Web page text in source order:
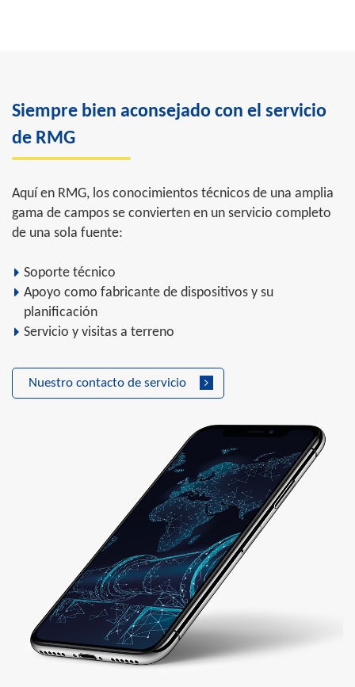
Siempre bien aconsejado con el servicio
de RMG
Aquí en RMG, los conocimientos técnicos de una amplia
gama de campos se convierten en un servicio completo
de una sola fuente:
Soporte técnico
Apoyo como fabricante de dispositivos y su
planificación
Servicio y visitas a terreno
Nuestro contacto de servicio